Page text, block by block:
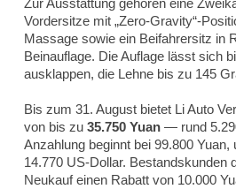
Zur Ausstattung gehören eine
Vordersitze mit „Zero-Gravity“-
Massage sowie ein Beifahrersitz in
Beinauflage. Die Auflage lässt sich
ausklappen, die Lehne bis zu 145
Bis zum 31. August bietet Li Auto
von bis zu 35.750 Yuan — rund
Anzahlung beginnt bei 99.800
14.770 US-Dollar. Bestandskunden
Neukauf einen Rabatt von 10.000